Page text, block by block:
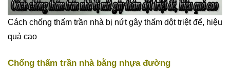
Cách chống thấm trần nhà bị nứt gây thấm dột triệt để, hiệu
quả cao
Chống thấm trần nhà bằng nhựa đường